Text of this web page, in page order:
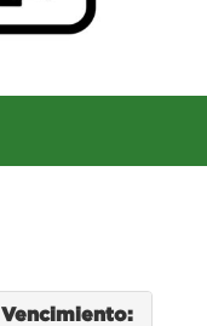
Vencimiento: